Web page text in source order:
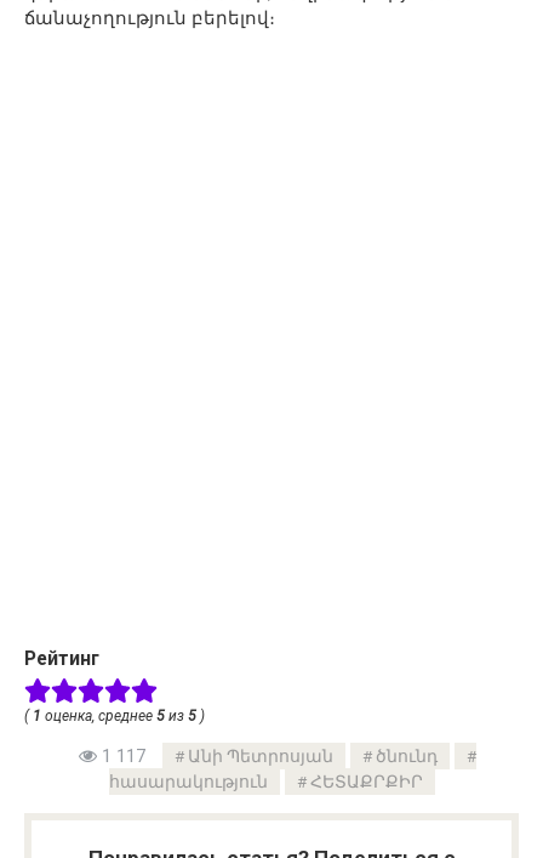
ճանաչողություն բերելով։
Рейтинг
( 1 оценка, среднее 5 из 5 )
1 117 Անի Պետրոսյան
ծնունդ
հասարակություն
ՀԵՏԱՔՐՔԻՐ